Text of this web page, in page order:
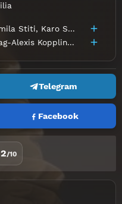
Stiti, Karo Schnelle
Alexis Kopplin,Emma-
Telegram
Facebook
/10